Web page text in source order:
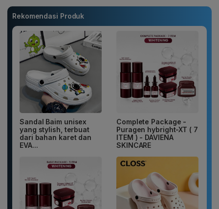
Rekomendasi Produk
Sandal Baim unisex
yang stylish, terbuat
dari bahan karet dan
EVA...
Complete Package -
Puragen hybright-XT ( 7
ITEM ) - DAVIENA
SKINCARE